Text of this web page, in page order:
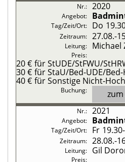
2020
Do
27.08.-
Michael
20 € für StUDE/StFWU/
30 € für StaU/Bed-UDE/
40 € für Sonstige Nicht-
2021
Fr
28.08.-
Gil